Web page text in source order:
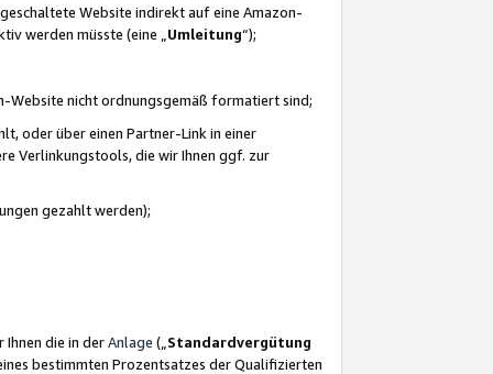
Website indirekt auf eine Amazon-
werden müsste (eine „ Umleitung“);
Website nicht ordnungsgemäß formatiert sind;
oder über einen Partner-Link in einer
Verlinkungstools, die wir Ihnen ggf. zur
gezahlt werden);
Ihnen die in derAnlage („ Standardvergütung
bestimmten Prozentsatzes der Qualifizierten